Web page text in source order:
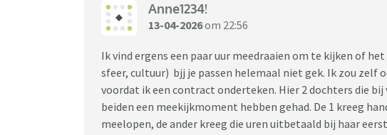
Anne1234!
13-04-2026om 22:56
Ik vind ergens een paar uur meedraaien om te kijken of
sfeer, cultuur) bjj je passen helemaal niet gek. Ik zou zelf
voordat ik een contract onderteken. Hier 2 dochters die
beiden een meekijkmoment hebben gehad. De 1 kreeg
meelopen, de ander kreeg die uren uitbetaald bij haar